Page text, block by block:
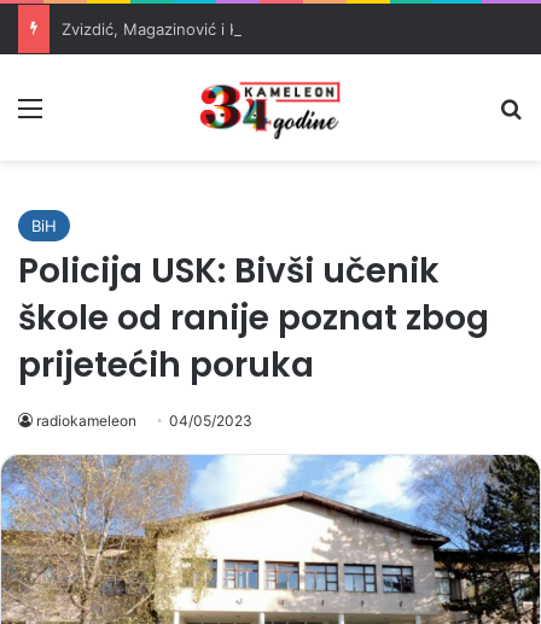
BiH
Policija USK: Bivši učenik
škole od ranije poznat zbog
prijetećih poruka
radiokameleon 04/05/2023